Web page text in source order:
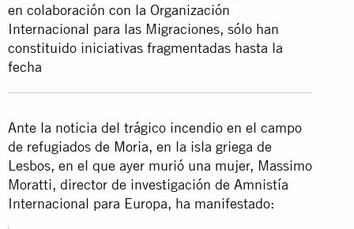
en colaboración con la Organización
Internacional para las Migraciones, sólo han
constituido iniciativas fragmentadas hasta la
fecha
Ante la noticia del trágico incendio en el campo
de refugiados de Moria, en la isla griega de
Lesbos, en el que ayer murió una mujer, Massimo
Moratti, director de investigación de Amnistía
Internacional para Europa, ha manifestado: